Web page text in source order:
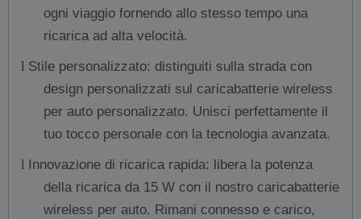
ogni viaggio fornendo allo stesso tempo una
ricarica ad alta velocità.
l Stile personalizzato: distinguiti sulla strada con
design personalizzati sul caricabatterie wireless
per auto personalizzato. Unisci perfettamente il
tuo tocco personale con la tecnologia avanzata.
l Innovazione di ricarica rapida: libera la potenza
della ricarica da 15 W con il nostro caricabatterie
wireless per auto. Rimani connesso e carico,